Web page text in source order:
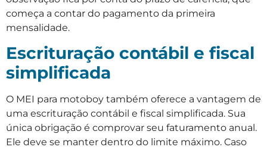
começa a contar do pagamento da primeira
mensalidade.
Escrituração contábil e fiscal
simplificada
O MEI para motoboy também oferece a vantagem de
uma escrituração contábil e fiscal simplificada. Sua
única obrigação é comprovar seu faturamento anual.
Ele deve se manter dentro do limite máximo. Caso